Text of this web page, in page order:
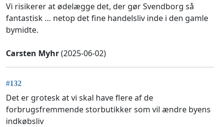
Vi risikerer at ødelægge det, der gør Svendborg så
fantastisk … netop det fine handelsliv inde i den gamle
bymidte.
Carsten Myhr(2025-06-02)
#132
Det er grotesk at vi skal have flere af de
forbrugsfremmende storbutikker som vil ændre byens
indkøbsliv